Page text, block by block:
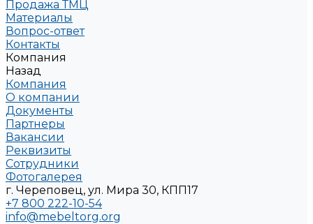
Продажа ТМЦ
Материалы
Вопрос-ответ
Контакты
Компания
Назад
Компания
О компании
Документы
Партнеры
Вакансии
Реквизиты
Сотрудники
Фотогалерея
г. Череповец, ул. Мира 30, КПП17
+7 800 222-10-54
info@mebeltorg.org